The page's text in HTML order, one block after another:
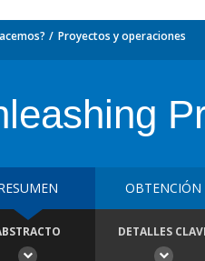
Proyectos y operaciones
OBTENCIÓN
DETALLES